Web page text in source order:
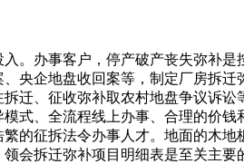
办事客户，停产破产丧失弥补是
央企地盘收回案等，制定厂房拆
迁、征收弥补取农村地盘争议诉
式、全流程线上办事、合理的价
的征拆法令办事人才。地面的木
会拆迁弥补项目明细表是至关主